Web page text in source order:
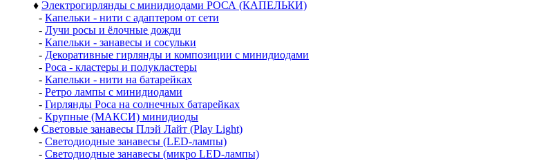
♦ Электрогирлянды с минидиодами РОСА (КАПЕЛЬКИ)
- Капельки - нити с адаптером от сети
- Лучи росы и ёлочные дожди
- Капельки - занавесы и сосульки
- Декоративные гирлянды и композиции с минидиодами
- Роса - кластеры и полукластеры
- Капельки - нити на батарейках
- Ретро лампы с минидиодами
- Гирлянды Роса на солнечных батарейках
- Крупные (МАКСИ) минидиоды
♦ Световые занавесы Плэй Лайт (Play Light)
- Светодиодные занавесы (LED-лампы)
- Светодиодные занавесы (микро LED-лампы)